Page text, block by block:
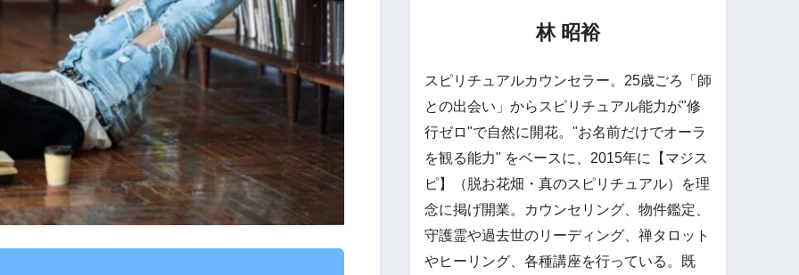
林 昭裕
スピリチュアルカウンセラー。25歳ごろ「師
との出会い」からスピリチュアル能力が"修
行ゼロ"で自然に開花。"お名前だけでオーラ
を観る能力" をベースに、2015年に【マジス
ピ】（脱お花畑・真のスピリチュアル）を理
念に掲げ開業。カウンセリング、物件鑑定、
守護霊や過去世のリーディング、禅タロット
やヒーリング、各種講座を行っている。既